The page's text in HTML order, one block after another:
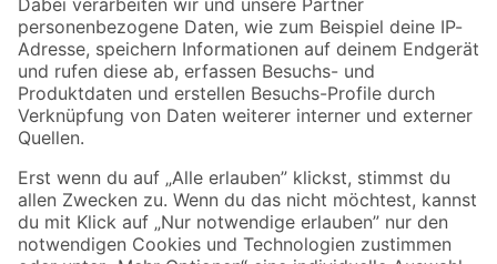
Zahlungsarten Versandarten
Sicher einkaufen
Jetzt die toom-App herunterladen